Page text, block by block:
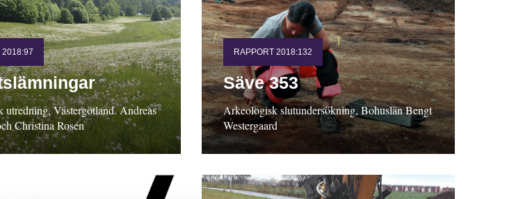
2018:97
utredning, Västergötland. Andreas
Christina Rosén
RAPPORT 2018:132
Säve 353
Arkeologisk slutundersökning, Bohuslän Bengt
Westergaard